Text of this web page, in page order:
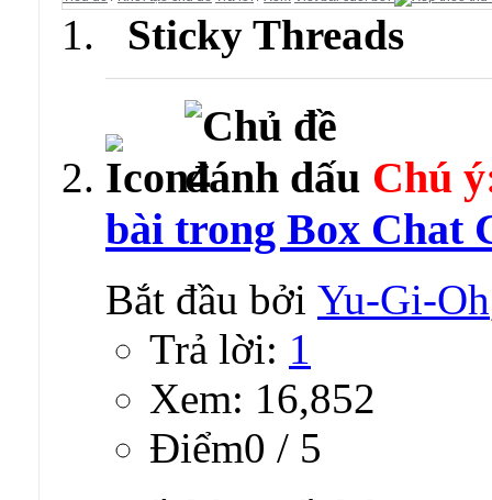
Sticky Threads
Chú
bài trong Box Chat
Bắt đầu bởi Yu-Gi-Oh
Trả lời: 1
Xem: 16,852
Ðiểm0 / 5